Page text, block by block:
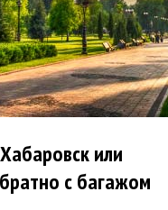
или
с багажом